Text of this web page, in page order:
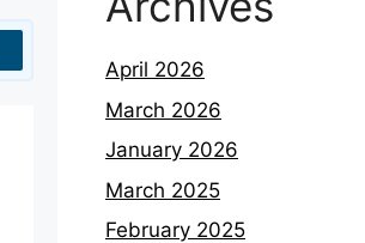
April 2026
March 2026
January 2026
March 2025
February 2025